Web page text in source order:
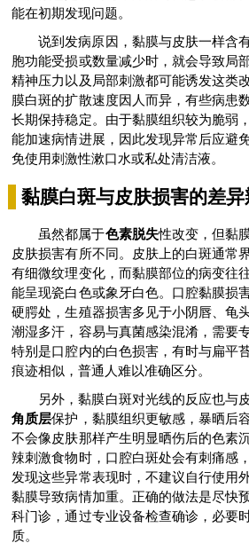
能在初期发现问题。
说到发病原因，黏膜与皮肤一样含
胞功能受损或数量减少时，就会导致局
精神压力以及局部刺激都可能诱发这类
膜白斑的扩散速度因人而异，有些病患
长期保持稳定。由于黏膜组织较为脆弱
能加速病情进展，因此发现异常后应避
免使用刺激性漱口水或私处清洁液。
黏膜白斑与皮肤损害的差异
虽然都属于色素脱失性改变，但黏
皮肤损害有所不同。皮肤上的白斑通常
有细微纹理变化，而黏膜部位的病变往
能呈现瓷白色或象牙白色。口腔黏膜损
硬腭处，生殖器损害多见于小阴唇、龟
潮湿多汗，容易与真菌感染混淆，需要
特别是口腔内的白色损害，有时与扁平
痕迹相似，普通人难以准确区分。
另外，黏膜白斑对光线的反应也与
角质层保护，黏膜组织更敏感，暴晒后
不会像皮肤那样产生明显晒伤后的色素
辣刺激食物时，口腔白斑处会有刺痛感
发现这些异常表现时，不建议自行使用
黏膜导致病情加重。正确的做法是尽快
科门诊，通过专业设备检查确诊，必要
质。